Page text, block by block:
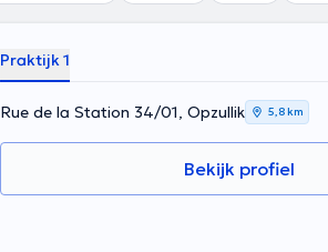
Praktijk 1
Rue de la Station 34/01, Opzullik 5,8 km
Bekijk profiel